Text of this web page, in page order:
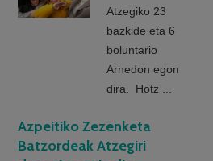
Atzegiko 23
bazkide eta 6
boluntario
Arnedon egon
dira. Hotz ...
Azpeitiko Zezenketa
Batzordeak Atzegiri